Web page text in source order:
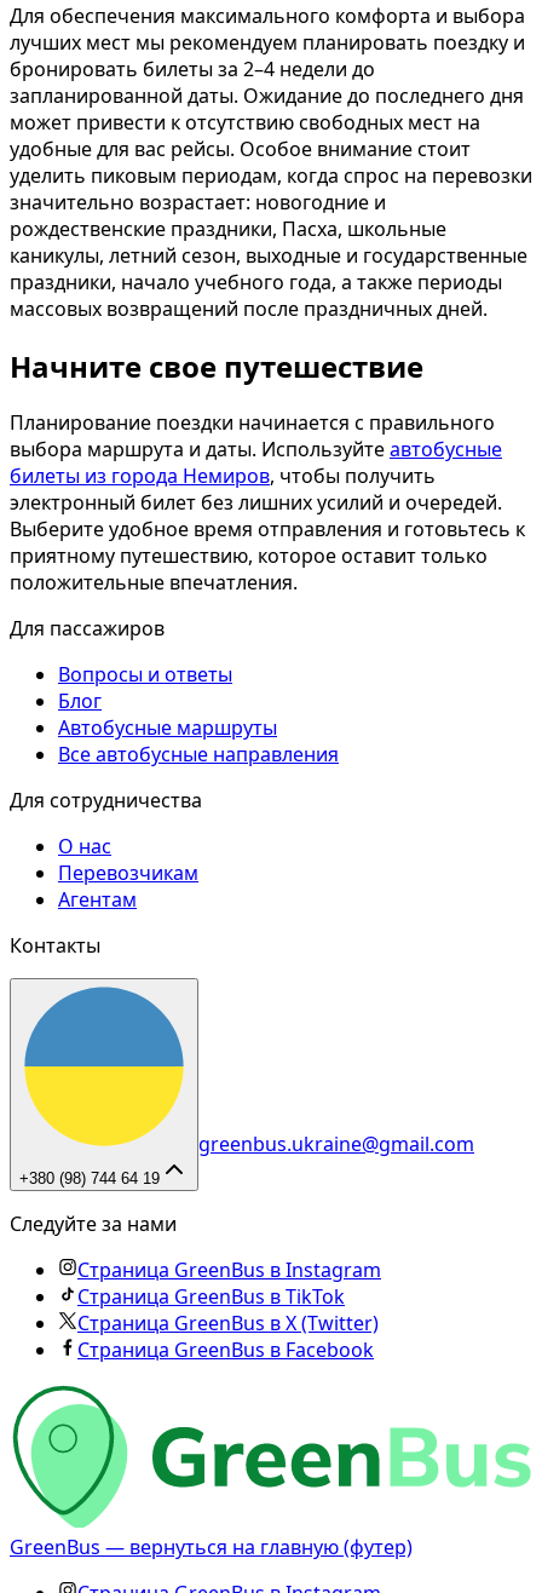
Для обеспечения максимального комфорта и выбора
лучших мест мы рекомендуем планировать поездку и
бронировать билеты за 2–4 недели до
запланированной даты. Ожидание до последнего дня
может привести к отсутствию свободных мест на
удобные для вас рейсы. Особое внимание стоит
уделить пиковым периодам, когда спрос на перевозки
значительно возрастает: новогодние и
рождественские праздники, Пасха, школьные
каникулы, летний сезон, выходные и государственные
праздники, начало учебного года, а также периоды
массовых возвращений после праздничных дней.
Начните свое путешествие
Планирование поездки начинается с правильного
выбора маршрута и даты. Используйтеавтобусные
билеты из города Немиров, чтобы получить
электронный билет без лишних усилий и очередей.
Выберите удобное время отправления и готовьтесь к
приятному путешествию, которое оставит только
положительные впечатления.
Для пассажиров
Вопросы и ответы
Блог
Автобусные маршруты
Все автобусные направления
Для сотрудничества
О нас
Перевозчикам
Агентам
Контакты
+380 (98) 744 64 19
greenbus.ukraine@gmail.com
Следуйте за нами
Страница GreenBus в Instagram
Страница GreenBus в TikTok
Страница GreenBus в X (Twitter)
Страница GreenBus в Facebook
GreenBus — вернуться на главную (футер)